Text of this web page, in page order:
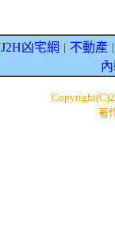
J2H凶宅網 不動產｜
著